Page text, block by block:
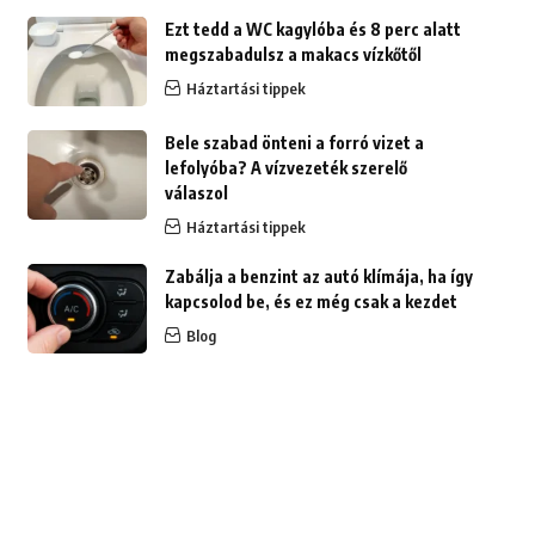
Ezt tedd a WC kagylóba és 8 perc alatt
megszabadulsz a makacs vízkőtől
Háztartási tippek
Bele szabad önteni a forró vizet a
lefolyóba? A vízvezeték szerelő
válaszol
Háztartási tippek
Zabálja a benzint az autó klímája, ha így
kapcsolod be, és ez még csak a kezdet
Blog